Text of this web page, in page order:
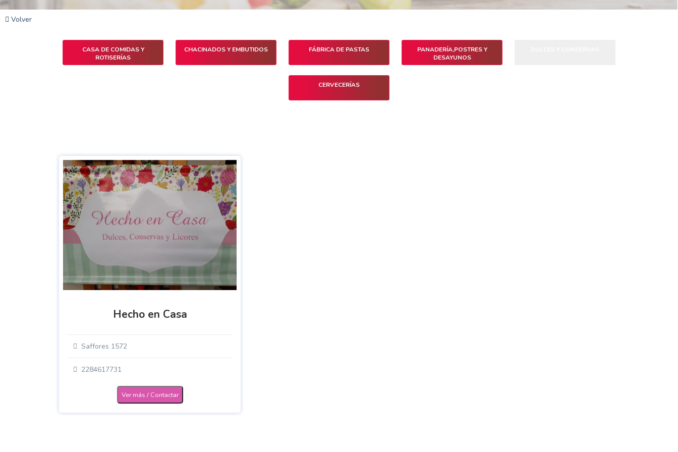
Volver
CASA DE COMIDAS Y
ROTISERÍAS
CHACINADOS Y EMBUTIDOS FÁBRICA DE PASTAS
PANADERÍA,POSTRES Y
DESAYUNOS
CERVECERÍAS
Hecho en Casa
Saffores 1572
2284617731
Ver más / Contactar